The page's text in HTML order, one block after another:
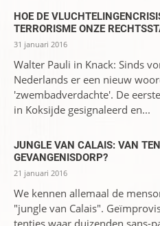
HOE DE
TERRORISME ONZE
31 januari 2016
Walter Pauli in Knack: Sinds
Nederlands er een nieuw
'zwembadverdachte'. De
in Koksijde gesignaleerd en...
JUNGLE VAN CALAIS: VAN
GEVANGENISDORP?
21 januari 2016
We kennen allemaal de
"jungle van Calais".
tentjes waar duizenden sans-